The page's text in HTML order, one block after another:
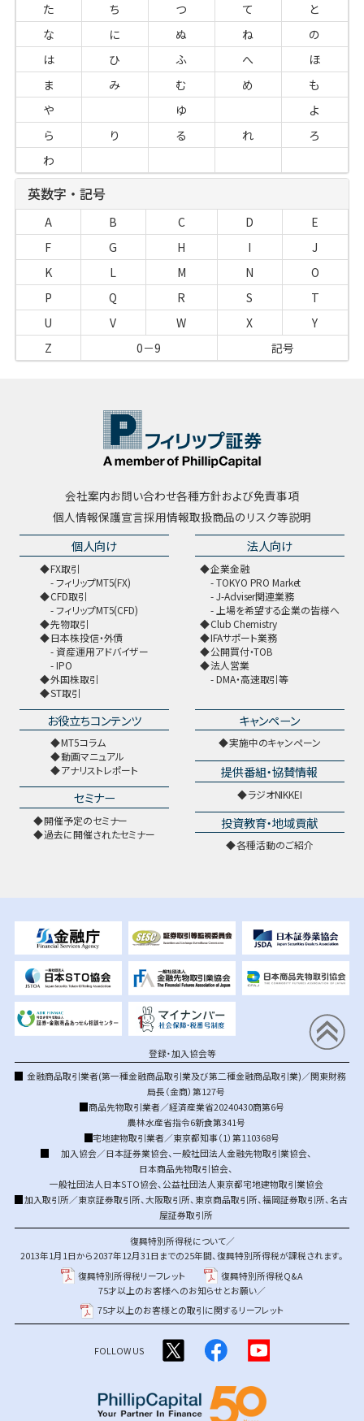
た
ち つ て
と
な
に ぬ ね
の
は
ひ ふ へ
ほ
ま
み む め
も
や
ゆ
よ
ら
り る れ
ろ
わ
英数字・記号
A B C D
E
F
G H I
J
K
L M N
O
P
Q R S
T
U
V W X
Y
Z
0－9 記号
会社案内お問い合わせ各種方針および免責事項
個人情報保護宣言採用情報取扱商品のリスク等説明
個人向け
FX取引
フィリップMT5(FX)
CFD取引
フィリップMT5(CFD)
先物取引
日本株投信・外債
資産運用アドバイザー
IPO
外国株取引
ST取引
法人向け
企業金融
TOKYO PRO Market
J-Adviser関連業務
上場を希望する企業の皆様へ
Club Chemistry
IFAサポート業務
公開買付・TOB
法人営業
DMA・高速取引等
お役立ちコンテンツ
MT5コラム
動画マニュアル
アナリストレポート
セミナー
開催予定のセミナー
過去に開催されたセミナー
キャンペーン
実施中のキャンペーン
提供番組・協賛情報
ラジオNIKKEI
投資教育・地域貢献
各種活動のご紹介
登録・加入協会等
金融商品取引業者(第一種金融商品取引業及び第二種金融商品取引業)／関東財務
局長（金商）第127号
商品先物取引業者／経済産業省20240430商第6号
農林水産省指令6新食第341号
宅地建物取引業者／東京都知事（1）第110368号
加入協会／日本証券業協会、 一般社団法人金融先物取引業協会、
日本商品先物取引協会、
一般社団法人日本STO協会、 公益社団法人東京都宅地建物取引業協会
加入取引所／東京証券取引所、大阪取引所、 東京商品取引所、福岡証券取引所、名古
屋証券取引所
復興特別所得税について／
2013年1月1日から2037年12月31日までの25年間、復興特別所得税が課税されます。
復興特別所得税リーフレット
復興特別所得税Q&A
75才以上のお客様へのお知らせとお願い／
75才以上のお客様との取引に関するリーフレット
FOLLOW US